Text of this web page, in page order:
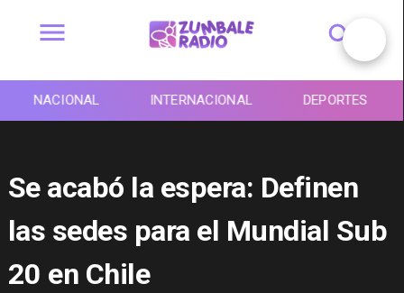
NACIONAL INTERNACIONAL DEPORTES
Se acabó la espera: Definen
las sedes para el Mundial Sub
20 en Chile